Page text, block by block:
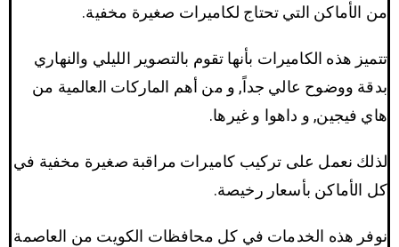
من الأماكن التي تحتاج لكاميرات صغيرة مخفية.
تتميز هذه الكاميرات بأنها تقوم بالتصوير الليلي والنهاري
بدقة ووضوح عالي جداً, و من أهم الماركات العالمية من
هاي فيجين, و داهوا و غيرها.
لذلك نعمل على تركيب كاميرات مراقبة صغيرة مخفية في
كل الأماكن بأسعار رخيصة.
نوفر هذه الخدمات في كل محافظات الكويت من العاصمة